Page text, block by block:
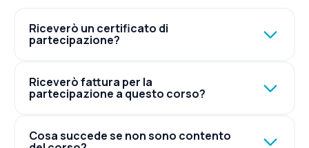
Riceverò un certificato di
partecipazione?
Riceverò fattura per la
partecipazione a questo corso?
Cosa succede se non sono contento